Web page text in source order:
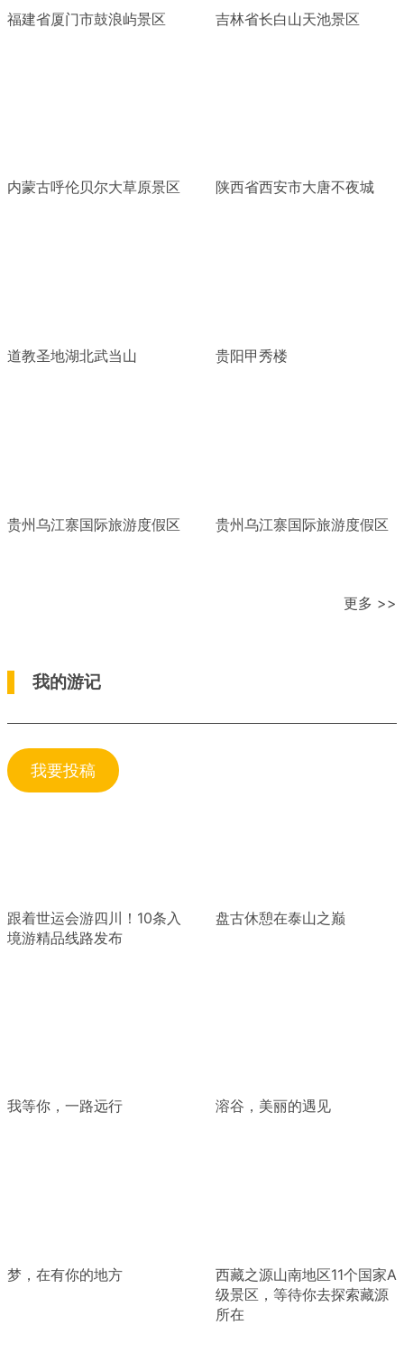
福建省厦门市鼓浪屿景区 吉林省长白山天池景区
内蒙古呼伦贝尔大草原景区 陕西省西安市大唐不夜城
道教圣地湖北武当山 贵阳甲秀楼
贵州乌江寨国际旅游度假区 贵州乌江寨国际旅游度假区
更多 >>
我的游记
我要投稿
跟着世运会游四川！10条入
境游精品线路发布
盘古休憩在泰山之巅
我等你，一路远行 溶谷，美丽的遇见
梦，在有你的地方
西藏之源山南地区11个国家A
级景区，等待你去探索藏源
所在